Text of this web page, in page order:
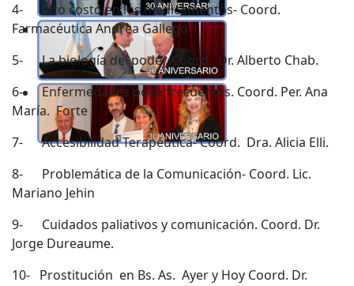
4- Alto costo en los medicamentos- Coord.
Farmacéutica Andrea Gallego
5- La biología del poder. Coord. Dr. Alberto Chab.
6- Enfermedades poco frecuentes. Coord. Per. Ana
María. Forte
7- Accesibilidad Terapéutica- Coord. Dra. Alicia Elli.
8- Problemática de la Comunicación- Coord. Lic.
Mariano Jehin
9- Cuidados paliativos y comunicación. Coord. Dr.
Jorge Dureaume.
10- Prostitución en Bs. As. Ayer y Hoy Coord. Dr.